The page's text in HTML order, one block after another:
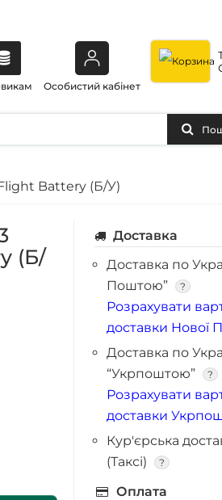
Особистий кабінет
Battery (Б/У)
(Б/
Доставка
Доставка по
Поштою”
?
Розрахувати
доставки Нової
Доставка по
“Укрпоштою”
?
Розрахувати
доставки
Кур'єрська
(Таксі)
?
Оплата